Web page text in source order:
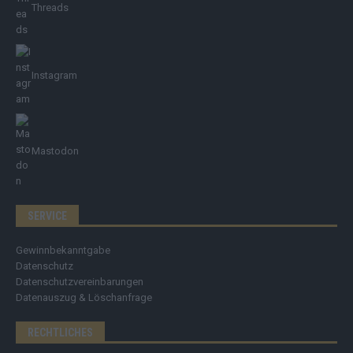
Threads
Instagram
Mastodon
SERVICE
Gewinnbekanntgabe
Datenschutz
Datenschutzvereinbarungen
Datenauszug & Löschanfrage
RECHTLICHES